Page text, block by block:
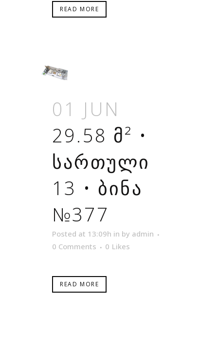
READ MORE
01 JUN
29.58 Მ² •
ᲡᲐᲠᲗᲣᲚᲘ
13 • ᲑᲘᲜᲐ
№377
Posted at 13:09h in by admin
0 Comments
0 Likes
READ MORE